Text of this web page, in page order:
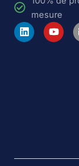
mesure
L
i
n
Y
o
u